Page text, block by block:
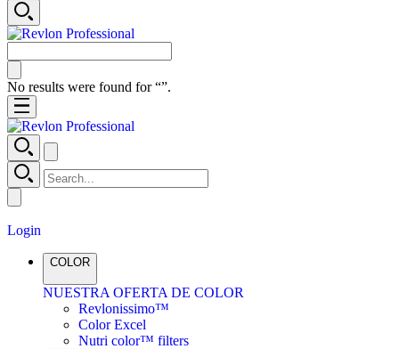
No results were found for “”.
Login
COLOR
NUESTRA OFERTA DE COLOR
Revlonissimo™
Color Excel
Nutri color™ filters